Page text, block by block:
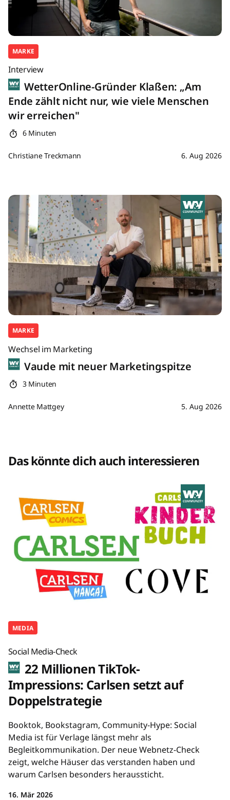
MARKE
Interview
WetterOnline-Gründer Klaßen: „Am
Ende zählt nicht nur, wie viele Menschen
wir erreichen"
6 Minuten
Christiane Treckmann 6. Aug 2026
MARKE
Wechsel im Marketing
Vaude mit neuer Marketingspitze
3 Minuten
Annette Mattgey 5. Aug 2026
Das könnte dich auch interessieren
MEDIA
Social Media-Check
22 Millionen TikTok-
Impressions: Carlsen setzt auf
Doppelstrategie
Booktok, Bookstagram, Community-Hype: Social
Media ist für Verlage längst mehr als
Begleitkommunikation. Der neue Webnetz-Check
zeigt, welche Häuser das verstanden haben und
warum Carlsen besonders heraussticht.
16. Mär 2026